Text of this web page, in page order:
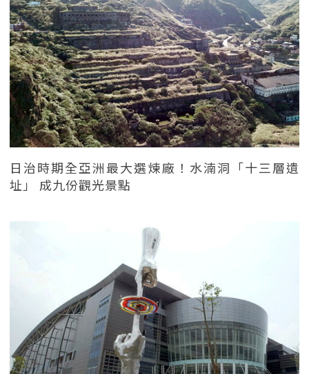
日治時期全亞洲最大選煉廠！水湳洞「十三層遺
址」 成九份觀光景點